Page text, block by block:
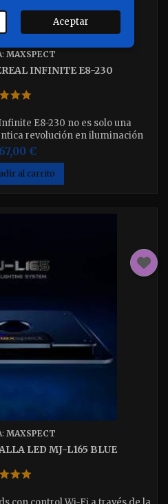
MAXSPECT
INFINITE E8-230
E8-230 no es solo una
revolución en iluminación
para los acuaristas más
incomparable de
funciones inteligentes.
€
al carrito
MAXSPECT
LED MJ-L165 BLUE
Aceptar